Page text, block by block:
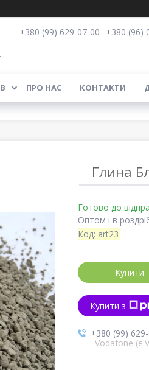
+380 (99) 629-07-00
+380 (96)
ПРО НАС КОНТАКТИ
Глина
Готово до
Оптом і в
Код: art23
Купити
Купити з
+380 (99)
Vodafone (є